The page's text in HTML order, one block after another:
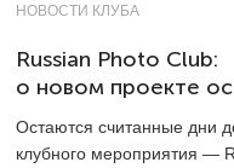
НОВОСТИ КЛУБА
Russian Photo Club:
о новом проекте
Остаются считанные дни
клубного мероприятия —